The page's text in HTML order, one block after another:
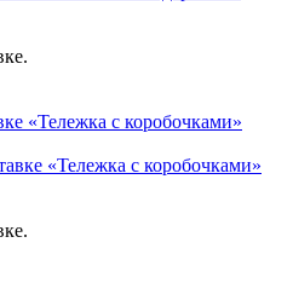
«Тележка с коробочками»